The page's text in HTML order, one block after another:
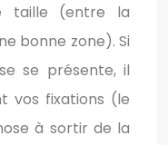
taille (entre la
bonne zone). Si
se présente, il
vos fixations (le
à sortir de la